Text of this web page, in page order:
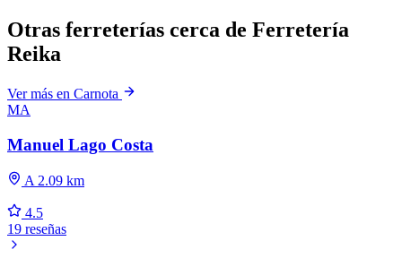
Otras ferreterías cerca de Ferretería
Reika
Ver más en Carnota
MA
Manuel Lago Costa
A 2.09 km
4.5
19 reseñas